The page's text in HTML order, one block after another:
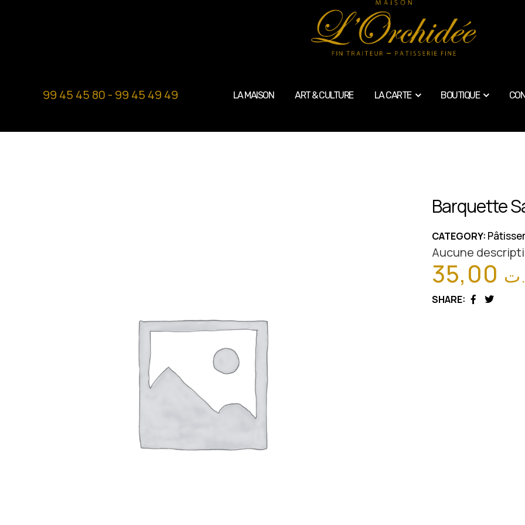
99 45 45 80 - 99 45 49 49 LA MAISON ART & CULTURE LA CARTE BOUTIQUE
Barquette
CATEGORY:
Aucune
SHARE:
Facebook
Twitter